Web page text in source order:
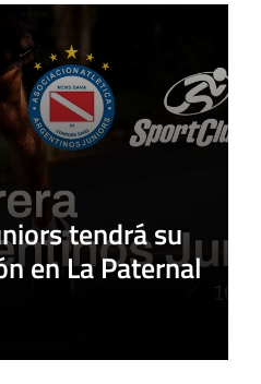
tendrá su
en La Paternal